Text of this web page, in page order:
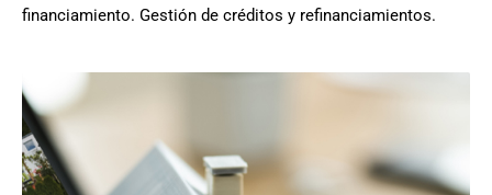
financiamiento. Gestión de créditos y refinanciamientos.